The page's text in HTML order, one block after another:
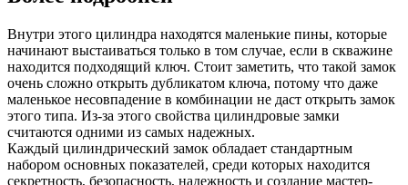
Внутри этого цилиндра находятся маленькие пины, которые
начинают выстаиваться только в том случае, если в скважине
находится подходящий ключ. Стоит заметить, что такой замок
очень сложно открыть дубликатом ключа, потому что даже
маленькое несовпадение в комбинации не даст открыть замок
этого типа. Из-за этого свойства цилиндровые замки
считаются одними из самых надежных.
Каждый цилиндрический замок обладает стандартным
набором основных показателей, среди которых находится
секретность, безопасность, надежность и создание мастер-